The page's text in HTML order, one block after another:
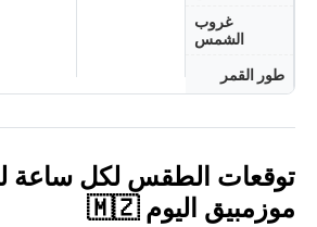
غروب
الشمس
طور القمر
موزمبيق اليوم 🇲🇿